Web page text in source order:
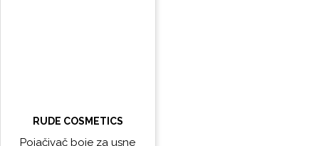
RUDE COSMETICS
Pojačivač boje za usne